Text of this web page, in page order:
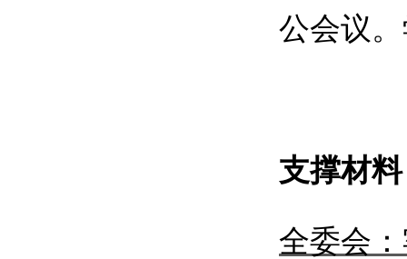
公会议。
支撑材
全委会